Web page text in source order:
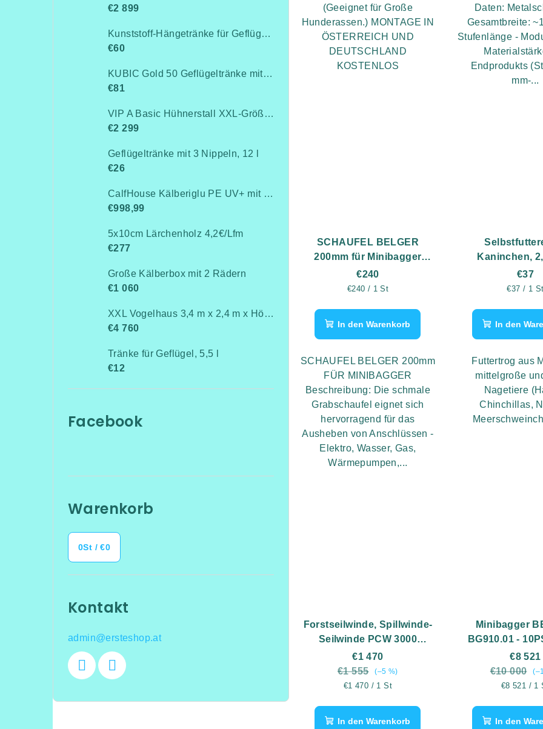
€2 899
Kunststoff-Hängetränke für Geflügel, Anschluss an Rohrleitung / Niederdruck bis 0,5 bar
€60
KUBIC Gold 50 Geflügeltränke mit Standfüßen
€81
VIP A Basic Hühnerstall XXL-Größe für 15-20 Hühner - Komplett montiert -Kostenlose Lieferung- Ohne Wärmedämmung,Heizung/Kühlung und Beleuchtung
€2 299
Geflügeltränke mit 3 Nippeln, 12 l
€26
CalfHouse Kälberiglu PE UV+ mit schwerem Gitterzaun
€998,99
5x10cm Lärchenholz 4,2€/Lfm
€277
Große Kälberbox mit 2 Rädern
€1 060
XXL Vogelhaus 3,4 m x 2,4 m x Höhe 2,6 m
€4 760
Tränke für Geflügel, 5,5 l
€12
Facebook
Warenkorb
0St /€0
Kontakt
admin@ersteshop.at
(Geeignet für Große
Hunderassen.) MONTAGE IN
ÖSTERREICH UND
DEUTSCHLAND
KOSTENLOS
Daten:
Gesamtbreite:
Stufenlänge -
Endprodukts
mm-...
SCHAUFEL BELGER
200mm für Minibagger
BELGER BG900.01 - 10PS
€240
Verkaufspreis:
€240 / 1 St
In den Warenkorb
SCHAUFEL BELGER 200mm
FÜR MINIBAGGER
Beschreibung: Die schmale
Grabschaufel eignet sich
hervorragend für das
Ausheben von Anschlüssen -
Elektro, Wasser, Gas,
Wärmepumpen,...
Kaninchen,
€37
€37 / 1 St
In den
Futtertrog aus
mittelgroße
Nagetiere
Chinchillas,
Forstseilwinde, Spillwinde-
Seilwinde PCW 3000
Benzinwinde, Motorwinde,
tragbar
€1 470
€1 555
(–5 %)
Verkaufspreis:
€1 470 / 1 St
In den Warenkorb
Minibagger
BG910.01 -
Euro5
€8 521
€10 000
€8 521 / 1
In den